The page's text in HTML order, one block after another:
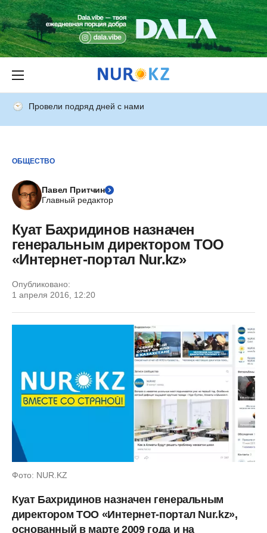
Провели подряд дней с нами
ОБЩЕСТВО
Павел Притчин
Главный редактор
Куат Бахридинов назначен
генеральным директором ТОО
«Интернет-портал Nur.kz»
Опубликовано:
1 апреля 2016, 12:20
Фото: NUR.KZ
Куат Бахридинов назначен генеральным
директором ТОО «Интернет-портал Nur.kz»,
основанный в марте 2009 года и на